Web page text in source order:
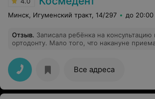
Минск, Игуменский тракт, 14/297 до 20:00
Отзыв. Записала ребёнка на консультацию
ортодонту. Мало того, что накануне
не со мной, а с мужем, которого даже в
было на тот момент. Впечатление
Все адреса